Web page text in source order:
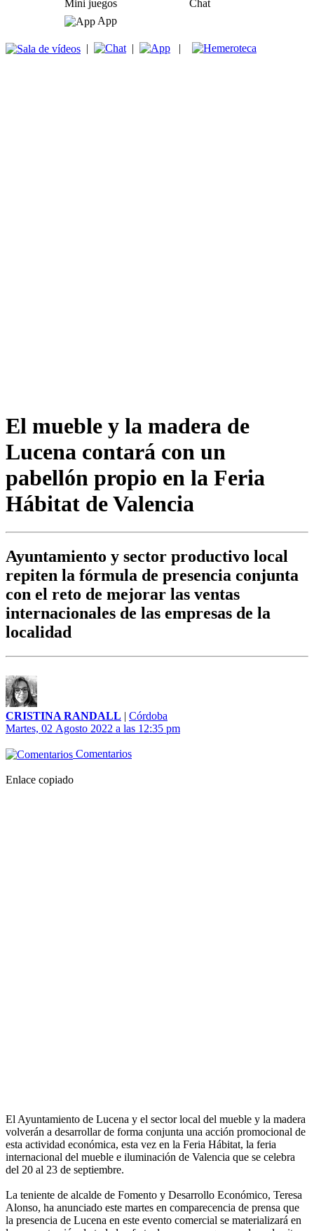
Mini juegos
Chat
App
| | |
El mueble y la madera de
Lucena contará con un
pabellón propio en la Feria
Hábitat de Valencia
Ayuntamiento y sector productivo local
repiten la fórmula de presencia conjunta
con el reto de mejorar las ventas
internacionales de las empresas de la
localidad
CRISTINA RANDALL | Córdoba
Martes, 02 Agosto 2022 a las 12:35 pm
Comentarios
Enlace copiado
El Ayuntamiento de Lucena y el sector local del mueble y la madera
volverán a desarrollar de forma conjunta una acción promocional de
esta actividad económica, esta vez en la Feria Hábitat, la feria
internacional del mueble e iluminación de Valencia que se celebra
del 20 al 23 de septiembre.
La teniente de alcalde de Fomento y Desarrollo Económico, Teresa
Alonso, ha anunciado este martes en comparecencia de prensa que
la presencia de Lucena en este evento comercial se materializará en